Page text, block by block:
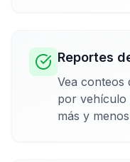
Reportes
Vea conteos
por vehículo
más y